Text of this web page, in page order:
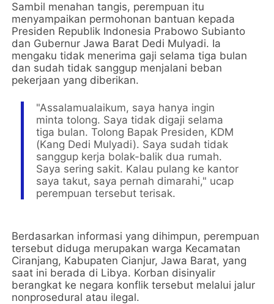
​Sambil menahan tangis, perempuan itu
menyampaikan permohonan bantuan kepada
Presiden Republik Indonesia Prabowo Subianto
dan Gubernur Jawa Barat Dedi Mulyadi. Ia
mengaku tidak menerima gaji selama tiga bulan
dan sudah tidak sanggup menjalani beban
pekerjaan yang diberikan.
​"Assalamualaikum, saya hanya ingin
minta tolong. Saya tidak digaji selama
tiga bulan. Tolong Bapak Presiden, KDM
(Kang Dedi Mulyadi). Saya sudah tidak
sanggup kerja bolak-balik dua rumah.
Saya sering sakit. Kalau pulang ke kantor
saya takut, saya pernah dimarahi," ucap
perempuan tersebut terisak.
​Berdasarkan informasi yang dihimpun, perempuan
tersebut diduga merupakan warga Kecamatan
Ciranjang, Kabupaten Cianjur, Jawa Barat, yang
saat ini berada di Libya. Korban disinyalir
berangkat ke negara konflik tersebut melalui jalur
nonprosedural atau ilegal.